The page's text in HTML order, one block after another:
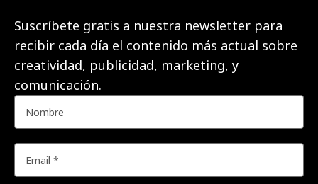
Suscríbete gratis a nuestra newsletter para
recibir cada día el contenido más actual sobre
creatividad, publicidad, marketing, y
comunicación.